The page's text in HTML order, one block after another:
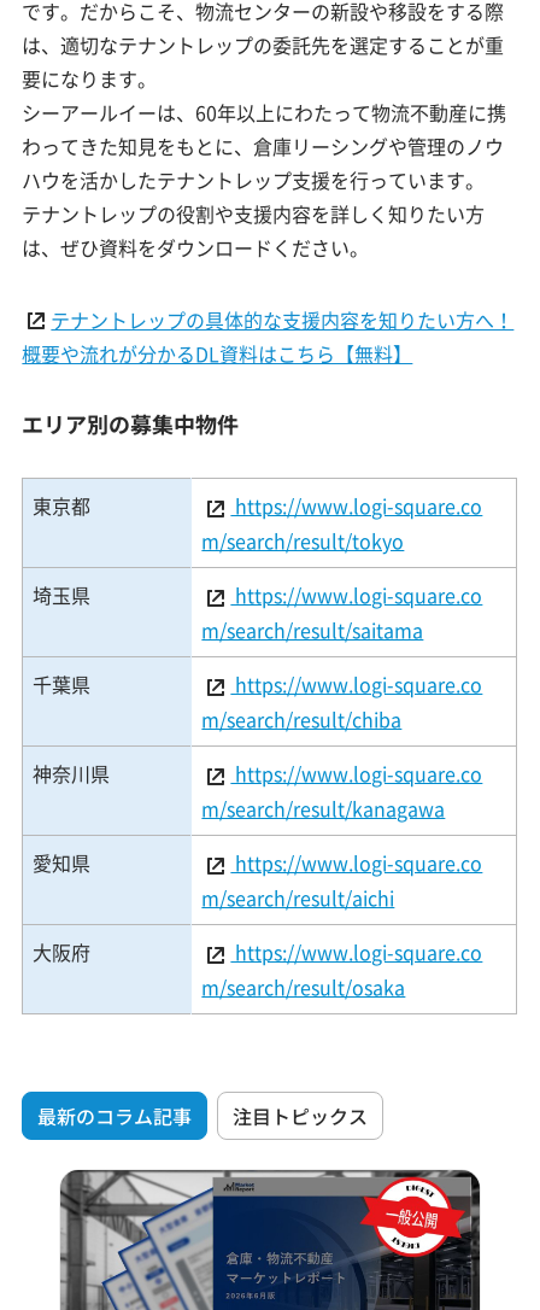
です。だからこそ、物流センターの新設や移設をする際
は、適切なテナントレップの委託先を選定することが重
要になります。
シーアールイーは、60年以上にわたって物流不動産に携
わってきた知見をもとに、倉庫リーシングや管理のノウ
ハウを活かしたテナントレップ支援を行っています。
テナントレップの役割や支援内容を詳しく知りたい方
は、ぜひ資料をダウンロードください。
テナントレップの具体的な支援内容を知りたい方へ！
概要や流れが分かるDL資料はこちら【無料】
エリア別の募集中物件
東京都
https://www.logi-square.co
m/search/result/tokyo
埼玉県
https://www.logi-square.co
m/search/result/saitama
千葉県
https://www.logi-square.co
m/search/result/chiba
神奈川県
https://www.logi-square.co
m/search/result/kanagawa
愛知県
https://www.logi-square.co
m/search/result/aichi
大阪府
https://www.logi-square.co
m/search/result/osaka
最新のコラム記事 注目トピックス